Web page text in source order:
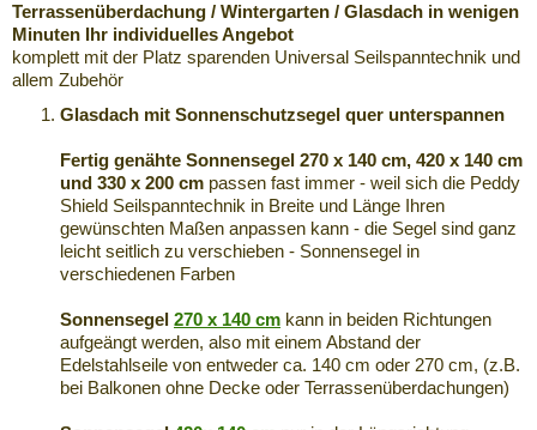
Terrassenüberdachung / Wintergarten / Glasdach in wenigen
Minuten Ihr individuelles Angebot
komplett mit der Platz sparenden Universal Seilspanntechnik und
allem Zubehör
Glasdach mit Sonnenschutzsegel quer unterspannen
Fertig genähte Sonnensegel 270 x 140 cm, 420 x 140 cm
und 330 x 200 cm passen fast immer - weil sich die Peddy
Shield Seilspanntechnik in Breite und Länge Ihren
gewünschten Maßen anpassen kann - die Segel sind ganz
leicht seitlich zu verschieben - Sonnensegel in
verschiedenen Farben
Sonnensegel 270 x 140 cm kann in beiden Richtungen
aufgeängt werden, also mit einem Abstand der
Edelstahlseile von entweder ca. 140 cm oder 270 cm, (z.B.
bei Balkonen ohne Decke oder Terrassenüberdachungen)